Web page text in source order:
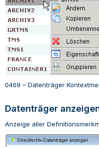
0469 – Datenträger
Datenträger
Anzeige aller